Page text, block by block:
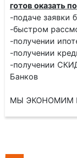
готов оказать
-подаче заявки
-быстром
-получении
-получении
-получении
Банков
МЫ ЭКОНОМИМ